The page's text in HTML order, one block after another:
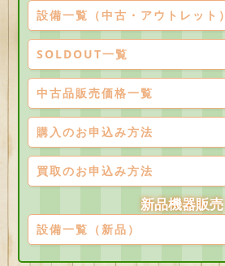
設備一覧（中古・アウトレット）
SOLDOUT一覧
中古品販売価格一覧
購入のお申込み方法
買取のお申込み方法
新品機器販売
設備一覧（新品）